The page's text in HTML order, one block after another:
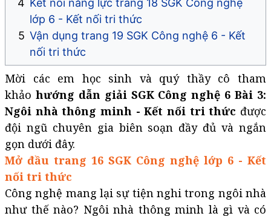
Kết nối năng lực trang 18 SGK Công nghệ
lớp 6 - Kết nối tri thức
Vận dụng trang 19 SGK Công nghệ 6 - Kết
nối tri thức
Mời các em học sinh và quý thầy cô tham
khảo hướng dẫn giải SGK Công nghệ 6 Bài 3:
Ngôi nhà thông minh - Kết nối tri thức được
đội ngũ chuyên gia biên soạn đầy đủ và ngắn
gọn dưới đây.
Mở đầu trang 16 SGK Công nghệ lớp 6 - Kết
nối tri thức
Công nghệ mang lại sự tiện nghi trong ngôi nhà
như thế nào? Ngôi nhà thông minh là gì và có